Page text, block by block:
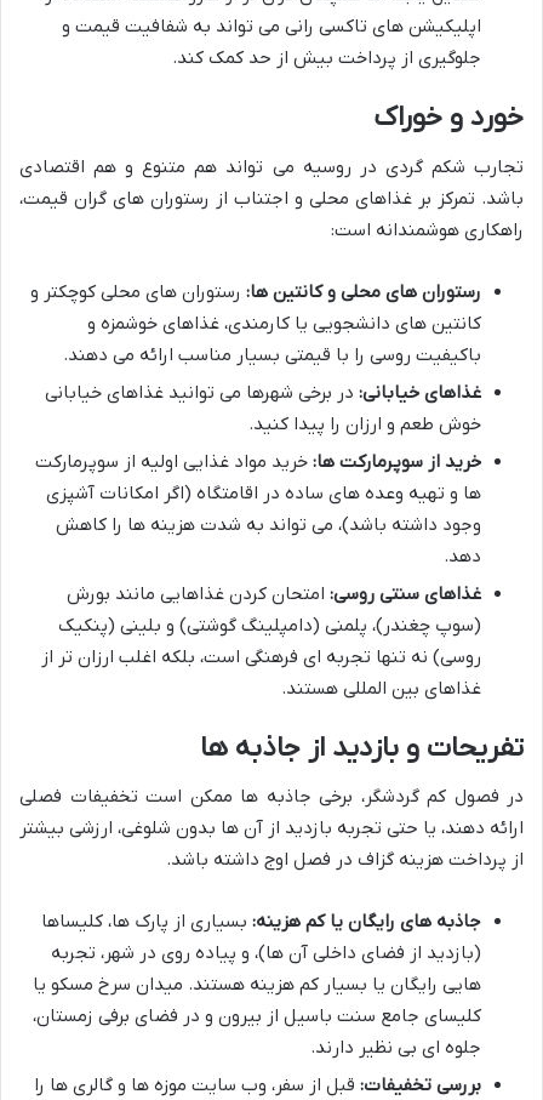
اپلیکیشن های تاکسی رانی می تواند به شفافیت قیمت و
جلوگیری از پرداخت بیش از حد کمک کند.
خورد و خوراک
تجارب شکم گردی در روسیه می تواند هم متنوع و هم اقتصادی
باشد. تمرکز بر غذاهای محلی و اجتناب از رستوران های گران قیمت،
راهکاری هوشمندانه است:
رستوران های محلی و کانتین ها: رستوران های محلی کوچکتر و
کانتین های دانشجویی یا کارمندی، غذاهای خوشمزه و
باکیفیت روسی را با قیمتی بسیار مناسب ارائه می دهند.
غذاهای خیابانی: در برخی شهرها می توانید غذاهای خیابانی
خوش طعم و ارزان را پیدا کنید.
خرید از سوپرمارکت ها: خرید مواد غذایی اولیه از سوپرمارکت
ها و تهیه وعده های ساده در اقامتگاه (اگر امکانات آشپزی
وجود داشته باشد)، می تواند به شدت هزینه ها را کاهش
دهد.
غذاهای سنتی روسی: امتحان کردن غذاهایی مانند بورش
(سوپ چغندر)، پلمنی (دامپلینگ گوشتی) و بلینی (پنکیک
روسی) نه تنها تجربه ای فرهنگی است، بلکه اغلب ارزان تر از
غذاهای بین المللی هستند.
تفریحات و بازدید از جاذبه ها
در فصول کم گردشگر، برخی جاذبه ها ممکن است تخفیفات فصلی
ارائه دهند، یا حتی تجربه بازدید از آن ها بدون شلوغی، ارزشی بیشتر
از پرداخت هزینه گزاف در فصل اوج داشته باشد.
جاذبه های رایگان یا کم هزینه: بسیاری از پارک ها، کلیساها
(بازدید از فضای داخلی آن ها)، و پیاده روی در شهر، تجربه
هایی رایگان یا بسیار کم هزینه هستند. میدان سرخ مسکو یا
کلیسای جامع سنت باسیل از بیرون و در فضای برفی زمستان،
جلوه ای بی نظیر دارند.
بررسی تخفیفات: قبل از سفر، وب سایت موزه ها و گالری ها را